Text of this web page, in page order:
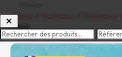
Home
NINA